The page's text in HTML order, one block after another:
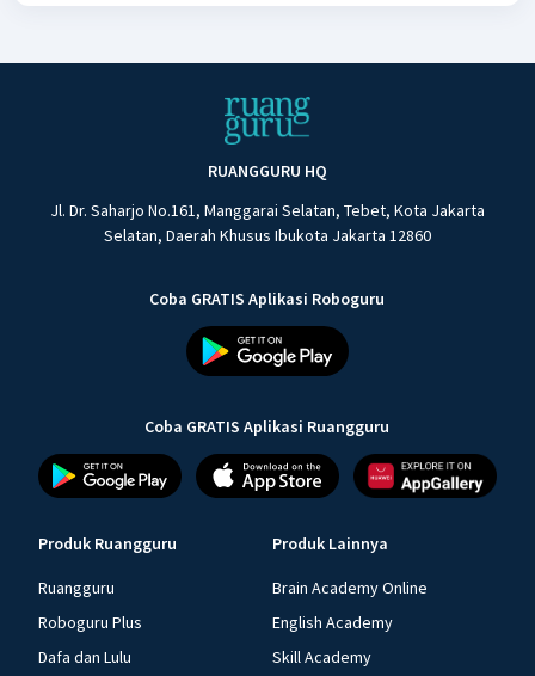
RUANGGURU HQ
Jl. Dr. Saharjo No.161, Manggarai Selatan, Tebet, Kota Jakarta
Selatan, Daerah Khusus Ibukota Jakarta 12860
Coba GRATIS Aplikasi Roboguru
Coba GRATIS Aplikasi Ruangguru
Produk Ruangguru
Ruangguru
Roboguru Plus
Dafa dan Lulu
Produk Lainnya
Brain Academy Online
English Academy
Skill Academy